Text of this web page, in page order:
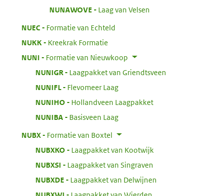
NUNAWOVE
Laag van Velsen
NUEC:
Formatie van Echteld
NUKK:
Kreekrak Formatie
NUNI
Formatie van Nieuwkoop
NUNIGR:
Laagpakket van Griendtsveen
NUNIFL
Flevomeer Laag
NUNIHO
Hollandveen Laagpakket
NUNIBA
Basisveen Laag
NUBX:
Formatie van Boxtel
NUBXKO
Laagpakket van Kootwijk
NUBXSI
Laagpakket van Singraven
NUBXDE
Laagpakket van Delwijnen